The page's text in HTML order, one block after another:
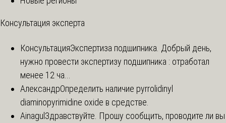
Консультация эксперта
КонсультацияЭкспертиза подшипника. Добрый день,
нужно провести экспертизу подшипника : отработал
менее 12 ча...
АлександрОпределить наличие pyrrolidinyl
diaminopyrimidine oxide в средстве.
AinagulЗдравствуйте. Прошу сообщить, проводите ли вы